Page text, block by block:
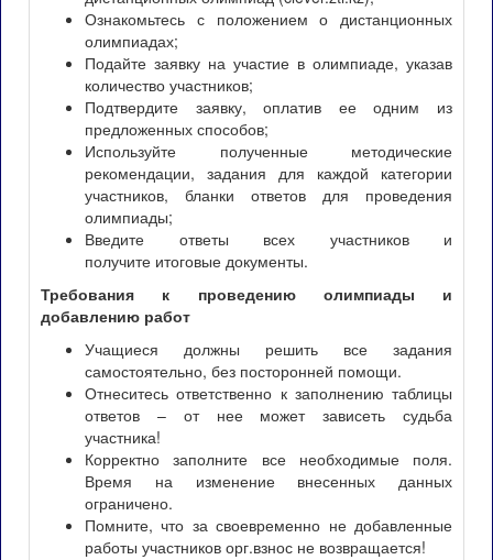
Ознакомьтесь с положением о дистанционных
олимпиадах;
Подайте заявку на участие в олимпиаде, указав
количество участников;
Подтвердите заявку, оплатив ее одним из
предложенных способов;
Используйте полученные методические
рекомендации, задания для каждой категории
участников, бланки ответов для проведения
олимпиады;
Введите ответы всех участников и
получите итоговые документы.
Требования к проведению олимпиады и
добавлению работ
Учащиеся должны решить все задания
самостоятельно, без посторонней помощи.
Отнеситесь ответственно к заполнению таблицы
ответов – от нее может зависеть судьба
участника!
Корректно заполните все необходимые поля.
Время на изменение внесенных данных
ограничено.
Помните, что за своевременно не добавленные
работы участников орг.взнос не возвращается!